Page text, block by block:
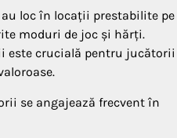
au loc în locații prestabilite pe
moduri de joc și hărți.
este crucială pentru jucătorii
se angajează frecvent în